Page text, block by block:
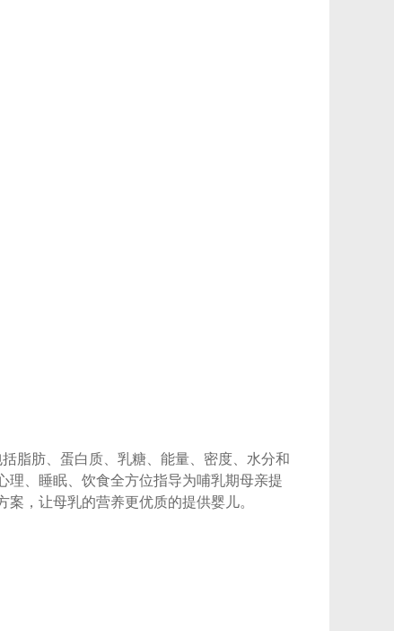
脂肪、蛋白质、乳糖、能量、密度、水分和
理、睡眠、饮食全方位指导为哺乳期母亲提
，让母乳的营养更优质的提供婴儿。